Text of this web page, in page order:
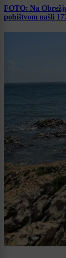
FOTO: Na
pohištvom našli